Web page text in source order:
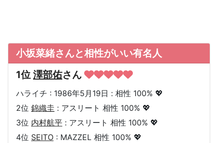
小坂菜緒さんと相性がいい有名人
1位 澤部佑さん
ハライチ : 1986年5月19日 : 相性 100% 💖
2位 錦織圭 : アスリート 相性 100% 💖
3位 内村航平 : アスリート 相性 100% 💖
4位 SEITO : MAZZEL 相性 100% 💖